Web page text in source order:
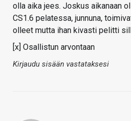
olla aika jees. Joskus aikanaan
CS1.6 pelatessa, junnuna,
olleet mutta ihan kivasti pelitti
[x] Osallistun arvontaan
Kirjaudu sisään vastataksesi